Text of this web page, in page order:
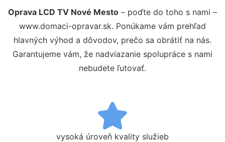
Oprava LCD TV Nové Mesto – poďte do toho s nami –
www.domaci-opravar.sk. Ponúkame vám prehľad
hlavných výhod a dôvodov, prečo sa obrátiť na nás.
Garantujeme vám, že nadviazanie spolupráce s nami
nebudete ľutovať.
vysoká úroveň kvality služieb